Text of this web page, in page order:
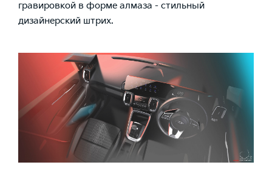
гравировкой в форме алмаза - стильный
дизайнерский штрих.